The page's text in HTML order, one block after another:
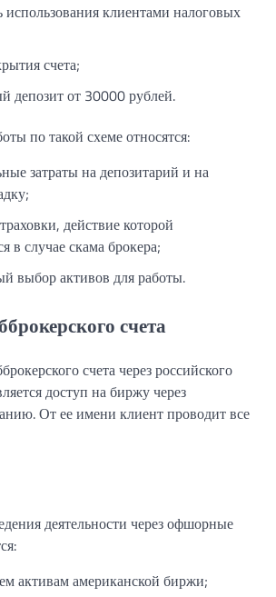
использования клиентами налоговых
счета;
депозит от 30000 рублей.
по такой схеме относятся:
затраты на депозитарий и на
действие которой
в случае скама брокера;
выбор активов для работы.
счета
счета через российского
доступ на биржу через
От ее имени клиент проводит все
деятельности через офшорные
активам американской биржи;